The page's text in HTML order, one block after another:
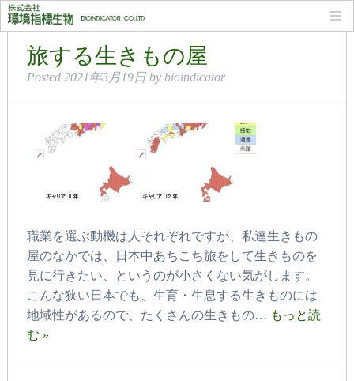
月別: 2021年3月
旅する生きもの屋
Posted 2021年3月19日 by bioindicator
職業を選ぶ動機は人それぞれですが、私達生きもの
屋のなかでは、日本中あちこち旅をして生きものを
見に行きたい、というのが小さくない気がします。
こんな狭い日本でも、生育・生息する生きものには
地域性があるので、たくさんの生きもの… もっと読
む »